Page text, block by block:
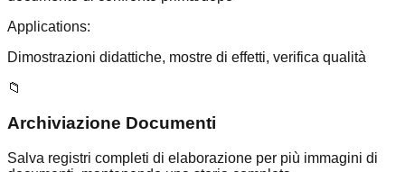
Applications:
Dimostrazioni didattiche, mostre di effetti, verifica qualità
📁
Archiviazione Documenti
Salva registri completi di elaborazione per più immagini di